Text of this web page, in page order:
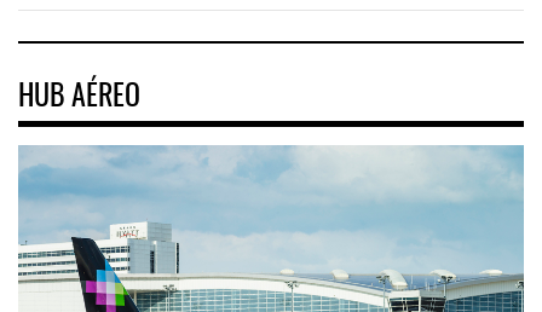
HUB AÉREO